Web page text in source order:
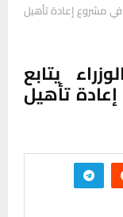
في مشروع إعادة تأهيل
يتابع
تأهيل